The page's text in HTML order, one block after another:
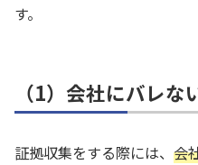
す。
（1）会社にバレな
証拠収集をする際には、 会